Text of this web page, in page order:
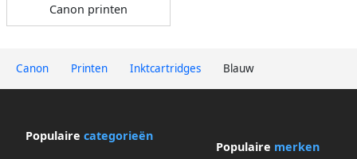
Canon Printen Inktcartridges Blauw
Canon printen
Populaire categorieën
Populaire merken